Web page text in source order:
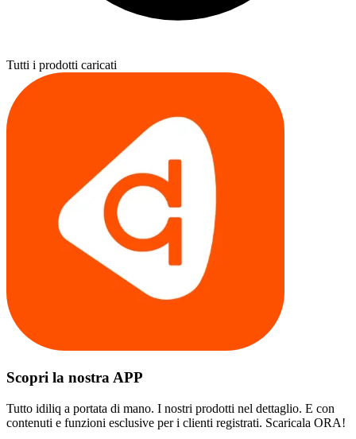
Tutti i prodotti caricati
Scopri la nostra APP
Tutto idiliq a portata di mano. I nostri prodotti nel dettaglio. E con
contenuti e funzioni esclusive per i clienti registrati. Scaricala ORA!